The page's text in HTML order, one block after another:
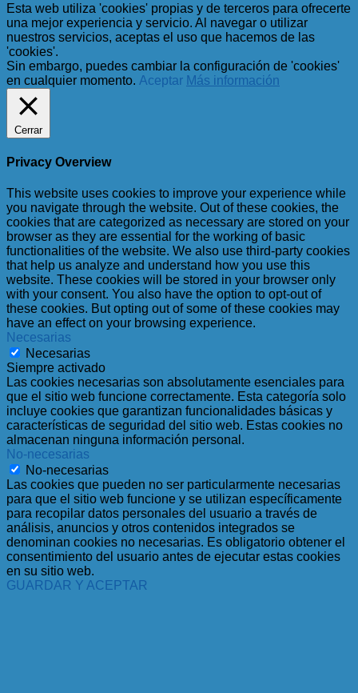
Esta web utiliza 'cookies' propias y de terceros para ofrecerte
una mejor experiencia y servicio. Al navegar o utilizar
nuestros servicios, aceptas el uso que hacemos de las
'cookies'.
Sin embargo, puedes cambiar la configuración de 'cookies'
en cualquier momento. Aceptar Más información
Cerrar
Privacy Overview
This website uses cookies to improve your experience while
you navigate through the website. Out of these cookies, the
cookies that are categorized as necessary are stored on your
browser as they are essential for the working of basic
functionalities of the website. We also use third-party cookies
that help us analyze and understand how you use this
website. These cookies will be stored in your browser only
with your consent. You also have the option to opt-out of
these cookies. But opting out of some of these cookies may
have an effect on your browsing experience.
Necesarias
Necesarias
Siempre activado
Las cookies necesarias son absolutamente esenciales para
que el sitio web funcione correctamente. Esta categoría solo
incluye cookies que garantizan funcionalidades básicas y
características de seguridad del sitio web. Estas cookies no
almacenan ninguna información personal.
No-necesarias
No-necesarias
Las cookies que pueden no ser particularmente necesarias
para que el sitio web funcione y se utilizan específicamente
para recopilar datos personales del usuario a través de
análisis, anuncios y otros contenidos integrados se
denominan cookies no necesarias. Es obligatorio obtener el
consentimiento del usuario antes de ejecutar estas cookies
en su sitio web.
GUARDAR Y ACEPTAR